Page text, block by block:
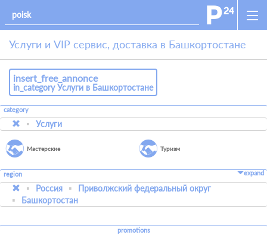
Услуги и VIP сервис, доставка в Башкортостане
insert_free_annonce
in_category Услуги в Башкортостане
category
Услуги
Мастерские Туризм
region expand
Россия
Приволжский федеральный округ
Башкортостан
promotions